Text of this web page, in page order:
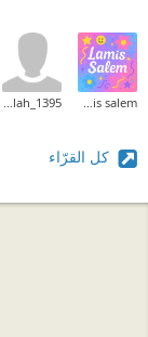
كل القرّاء